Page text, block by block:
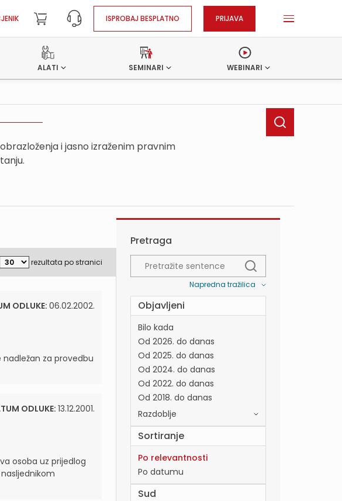
ISPROBAJ BESPLATNO PRIJAVA
ALATI SEMINARI WEBINARI
i jasno izraženim pravnim
rezultata po stranici
ODLUKE:06.02.2002.
za provedbu
ODLUKE:13.12.2001.
osoba uz prijedlog
Pretraga
Napredna tražilica
Objavljeni
Bilo kada
Od 2026. do danas
Od 2025. do danas
Od 2024. do danas
Od 2022. do danas
Od 2018. do danas
Razdoblje
Sortiranje
Po relevantnosti
Po datumu
Sud